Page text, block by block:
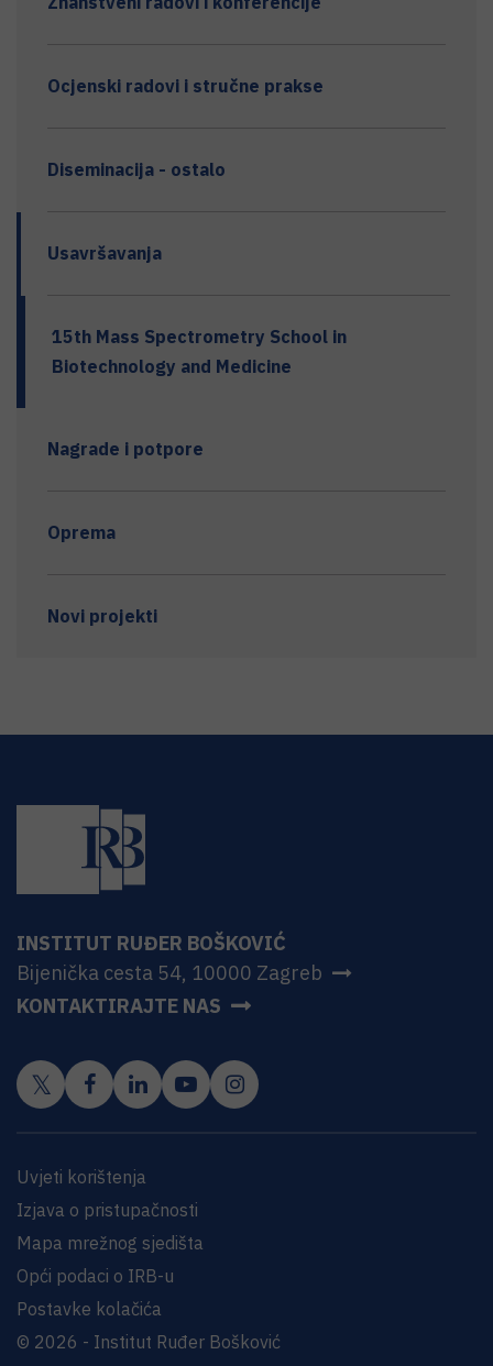
Ocjenski radovi i stručne prakse
Diseminacija - ostalo
Usavršavanja
15th Mass Spectrometry School in
Biotechnology and Medicine
Nagrade i potpore
Oprema
Novi projekti
INSTITUT RUĐER BOŠKOVIĆ
Bijenička cesta 54, 10000 Zagreb
KONTAKTIRAJTE NAS
Uvjeti korištenja
Izjava o pristupačnosti
Mapa mrežnog sjedišta
Opći podaci o IRB-u
Postavke kolačića
© 2026 - Institut Ruđer Bošković